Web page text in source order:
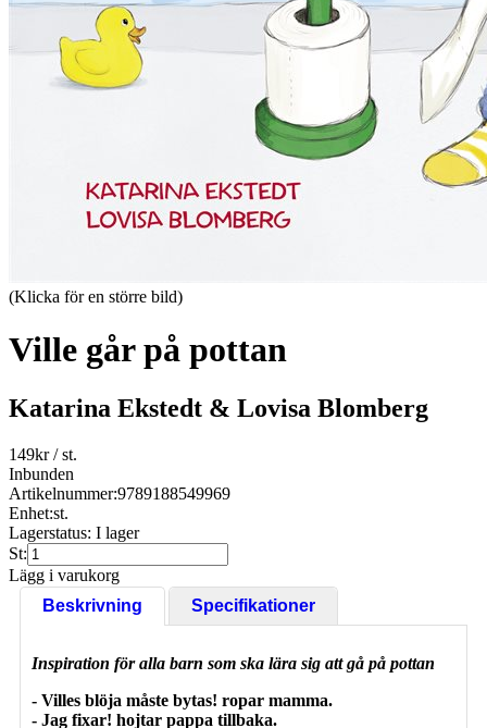
(Klicka för en större bild)
Ville går på pottan
Katarina Ekstedt & Lovisa Blomberg
149kr/ st.
Inbunden
Artikelnummer:9789188549969
Enhet:st.
Lagerstatus: I lager
St:
Lägg i varukorg
Beskrivning
Specifikationer
Inspiration för alla barn som ska lära sig att gå på pottan
- Villes blöja måste bytas! ropar mamma.
- Jag fixar! hojtar pappa tillbaka.